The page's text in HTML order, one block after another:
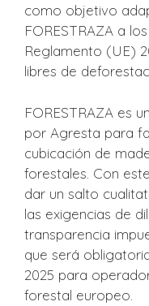
como objetivo
FORESTRAZA a
Reglamento (UE)
libres de
FORESTRAZA es
por Agresta para
cubicación de
forestales. Con
dar un salto
las exigencias de
transparencia
que será
2025 para
forestal europeo.